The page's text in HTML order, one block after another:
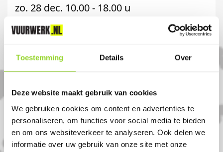
Toestemming Details Over
Deze website maakt gebruik van cookies
We gebruiken cookies om content en advertenties te
personaliseren, om functies voor social media te bieden
en om ons websiteverkeer te analyseren. Ook delen we
informatie over uw gebruik van onze site met onze
zo. 28 dec. 10.00 - 18.00 u
Losse verkoop 2025:
wo. 31 dec. 08.00 - 18.00 u
Graag tot ziens!